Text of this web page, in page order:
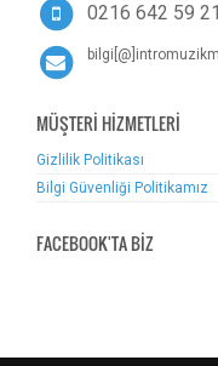
0216 642 59 21
MÜŞTERİ HİZMETLERİ
Gizlilik Politikası
Bilgi Güvenliği Politikamız
FACEBOOK'TA BİZ